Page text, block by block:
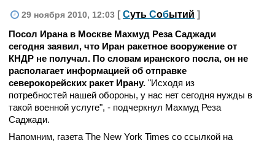
29 ноября 2010, 12:03 [ Суть Событий ]
Посол Ирана в Москве Махмуд Реза Саджади
сегодня заявил, что Иран ракетное вооружение от
КНДР не получал. По словам иранского посла, он не
располагает информацией об отправке
северокорейских ракет Ирану. "Исходя из
потребностей нашей обороны, у нас нет сегодня нужды в
такой военной услуге", - подчеркнул Махмуд Реза
Саджади.
Напомним, газета The New York Times со ссылкой на